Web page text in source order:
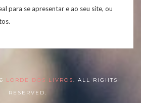
para se apresentar e ao seu site, ou
LORDE DOS LIVROS. ALL RIGHTS
RESERVED.